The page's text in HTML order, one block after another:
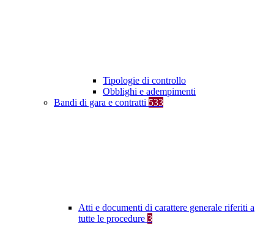
Tipologie di controllo
Obblighi e adempimenti
Bandi di gara e contratti 533
Atti e documenti di carattere generale riferiti a
tutte le procedure 3